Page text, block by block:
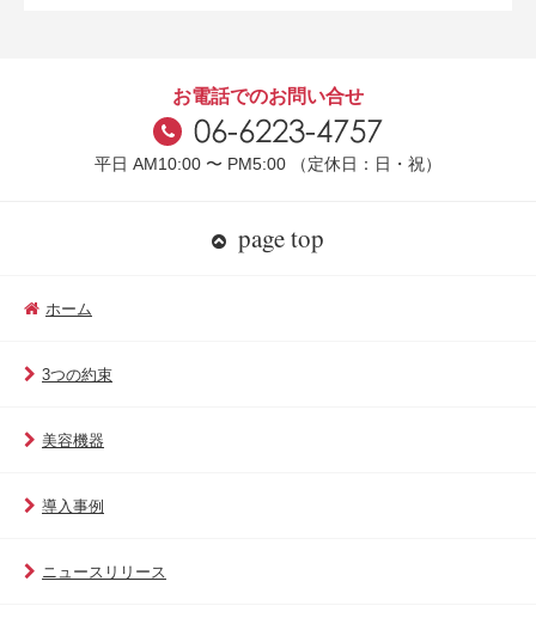
お電話でのお問い合せ
平日 AM10:00 〜 PM5:00 （定休日：日・祝）
page top
ホーム
3つの約束
美容機器
導入事例
ニュースリリース